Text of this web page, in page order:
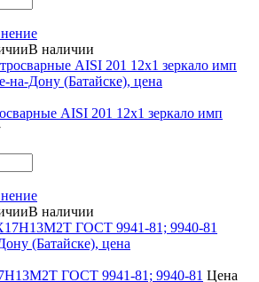
В наличии
AISI 201 12x1 зеркало имп
В наличии
ГОСТ 9941-81; 9940-81 Цена